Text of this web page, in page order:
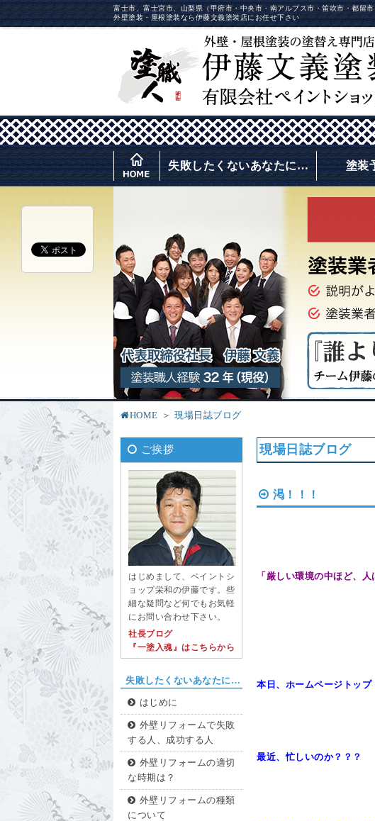
富士市、富士宮市、山梨県（甲府市・中央市・南アルプス市・笛吹市・都留
外壁塗装・屋根塗装なら伊藤文義塗装店にお任せ下さい
失敗したくないあなたに… 塗装
HOME 現場日誌ブログ
ご挨拶
はじめまして、ペイントシ
ョップ栄和の伊藤です。些
細な疑問など何でもお気軽
にお問い合わせ下さい。
社長ブログ
『一塗入魂』はこちらから
失敗したくないあなたに…
はじめに
外壁リフォームで失敗
する人、成功する人
外壁リフォームの適切
な時期は？
外壁リフォームの種類
について
現場日誌ブログ
渇！！！
「厳しい環境の中ほど、人
本日、ホームページトップ
最近、忙しいのか？？？